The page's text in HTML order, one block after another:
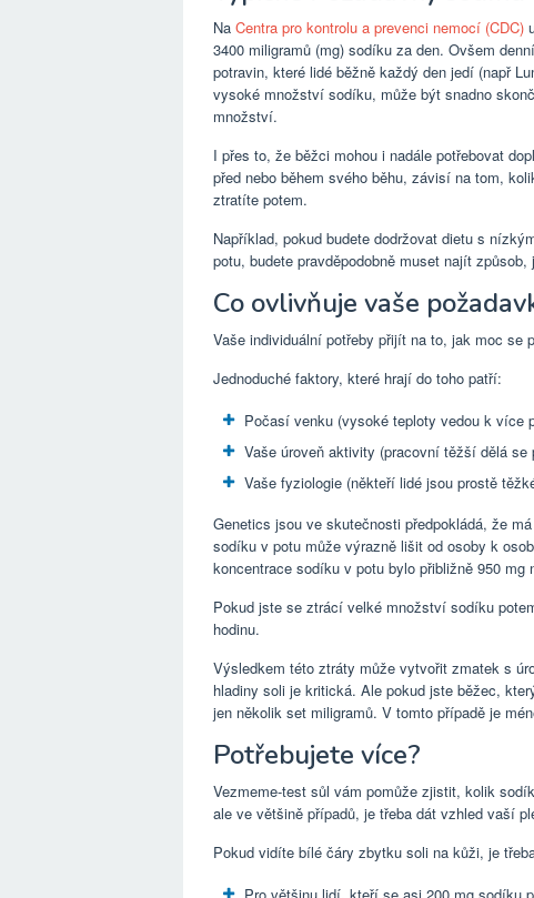
Na Centra pro kontrolu a prevenci nemocí (CDC)
3400 miligramů (mg) sodíku za den. Ovšem
potravin, které lidé běžně každý den jedí (např
vysoké množství sodíku, může být snadno
množství.
I přes to, že běžci mohou i nadále potřebovat
před nebo během svého běhu, závisí na tom,
ztratíte potem.
Například, pokud budete dodržovat dietu s
potu, budete pravděpodobně muset najít
Co ovlivňuje vaše
Vaše individuální potřeby přijít na to, jak moc se
Jednoduché faktory, které hrají do toho patří:
Počasí venku (vysoké teploty vedou k více
Vaše úroveň aktivity (pracovní těžší dělá
Vaše fyziologie (někteří lidé jsou prostě
Genetics jsou ve skutečnosti předpokládá, že
sodíku v potu může výrazně lišit od osoby k
koncentrace sodíku v potu bylo přibližně 950
Pokud jste se ztrácí velké množství sodíku
hodinu.
Výsledkem této ztráty může vytvořit zmatek s
hladiny soli je kritická. Ale pokud jste běžec,
jen několik set miligramů. V tomto případě je
Potřebujete více?
Vezmeme-test sůl vám pomůže zjistit, kolik
ale ve většině případů, je třeba dát vzhled vaší
Pokud vidíte bílé čáry zbytku soli na kůži, je